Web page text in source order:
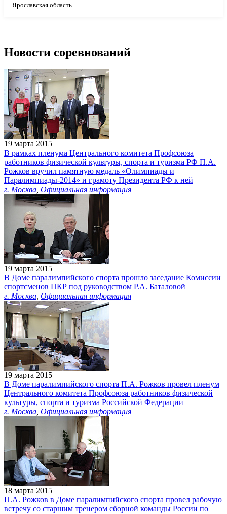
Ярославская область
Новости соревнований
19 марта 2015
В рамках пленума Центрального комитета Профсоюза
работников физической культуры, спорта и туризма РФ П.А.
Рожков вручил памятную медаль «Олимпиады и
Паралимпиады-2014» и грамоту Президента РФ к ней
г. Москва Официальная информация
19 марта 2015
В Доме паралимпийского спорта прошло заседание Комиссии
спортсменов ПКР под руководством Р.А. Баталовой
г. Москва Официальная информация
19 марта 2015
В Доме паралимпийского спорта П.А. Рожков провел пленум
Центрального комитета Профсоюза работников физической
культуры, спорта и туризма Российской Федерации
г. Москва Официальная информация
18 марта 2015
П.А. Рожков в Доме паралимпийского спорта провел рабочую
встречу со старшим тренером сборной команды России по